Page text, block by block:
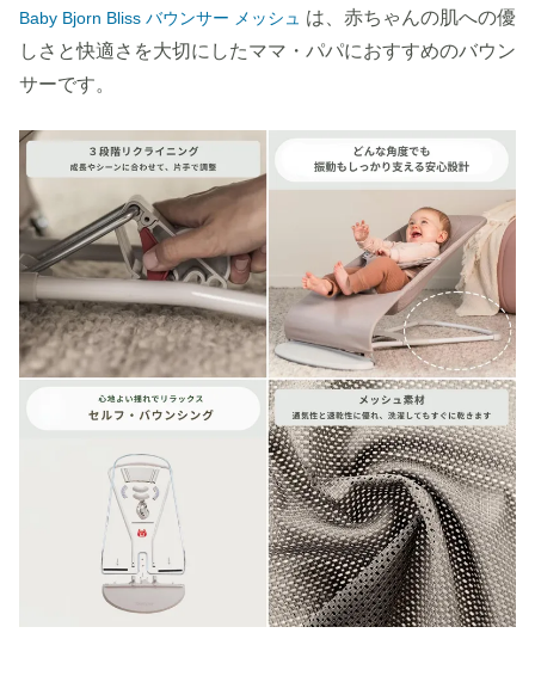
Baby Bjorn Bliss バウンサー メッシュ は、赤ちゃんの肌への優
しさと快適さを大切にしたママ・パパにおすすめのバウン
サーです。